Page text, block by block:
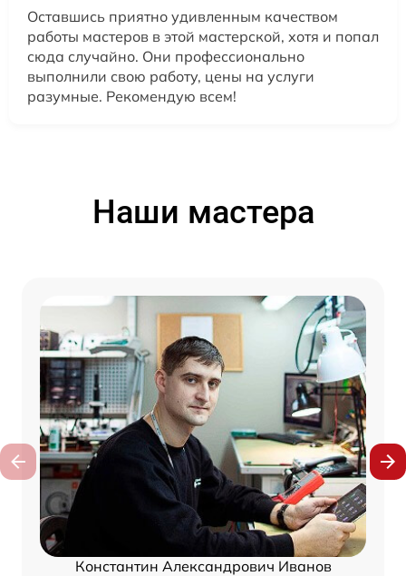
Оставшись приятно удивленным качеством
работы мастеров в этой мастерской, хотя и попал
сюда случайно. Они профессионально
выполнили свою работу, цены на услуги
разумные. Рекомендую всем!
Наши мастера
Константин Александрович Иванов